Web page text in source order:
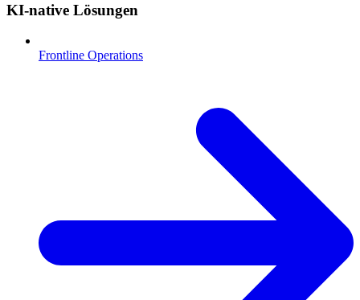
KI-native Lösungen
Frontline Operations